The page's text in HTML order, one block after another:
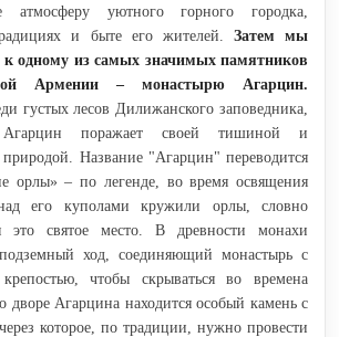
атмосферу уютного горного городка,
и быте его жителей. Затем мы
к одному из самых значимых памятников
Армении – монастырю Агарцин.
густых лесов Дилижанского заповедника,
Агарцин поражает своей тишиной и
Название "Агарцин" переводится
орлы» – по легенде, во время освящения
его куполами кружили орлы, словно
это святое место. В древности монахи
ход, соединяющий монастырь с
чтобы скрываться во времена
дворе Агарцина находится особый камень с
которое, по традиции, нужно провести